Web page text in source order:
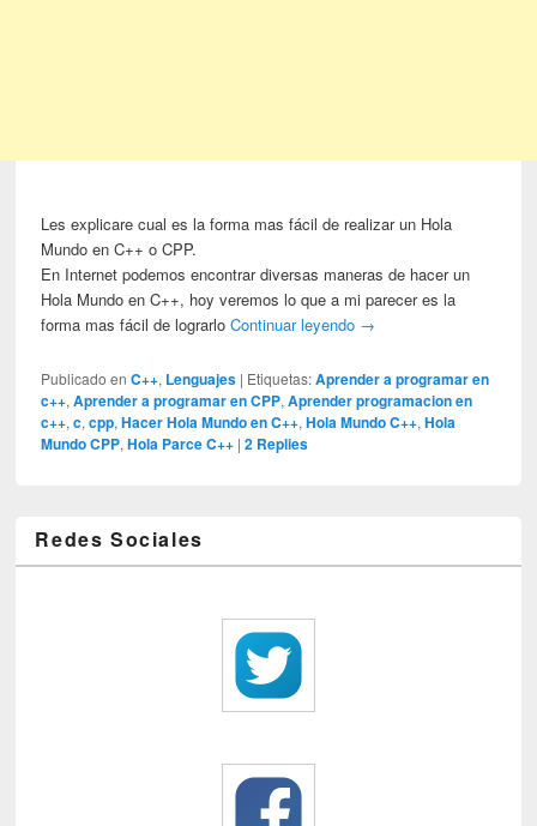
Les explicare cual es la forma mas fácil de realizar un Hola
Mundo en C++ o CPP.
En Internet podemos encontrar diversas maneras de hacer un
Hola Mundo en C++, hoy veremos lo que a mi parecer es la
forma mas fácil de lograrloContinuar leyendo →
Publicado en C++, Lenguajes | Etiquetas: Aprender a programar en
c++,Aprender a programar en CPP,Aprender programacion en
c++,c,cpp,Hacer Hola Mundo en C++,Hola Mundo C++,Hola
Mundo CPP,Hola Parce C++ |2 Replies
Redes Sociales